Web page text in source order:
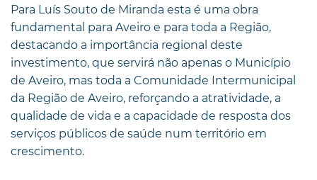
Para Luís Souto de Miranda esta é uma obra
fundamental para Aveiro e para toda a Região,
destacando a importância regional deste
investimento, que servirá não apenas o Município
de Aveiro, mas toda a Comunidade Intermunicipal
da Região de Aveiro, reforçando a atratividade, a
qualidade de vida e a capacidade de resposta dos
serviços públicos de saúde num território em
crescimento.